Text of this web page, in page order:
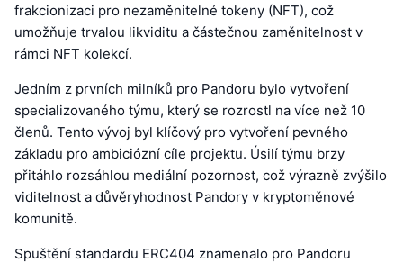
frakcionizaci pro nezaměnitelné tokeny (NFT), což
umožňuje trvalou likviditu a částečnou zaměnitelnost v
rámci NFT kolekcí.
Jedním z prvních milníků pro Pandoru bylo vytvoření
specializovaného týmu, který se rozrostl na více než 10
členů. Tento vývoj byl klíčový pro vytvoření pevného
základu pro ambiciózní cíle projektu. Úsilí týmu brzy
přitáhlo rozsáhlou mediální pozornost, což výrazně zvýšilo
viditelnost a důvěryhodnost Pandory v kryptoměnové
komunitě.
Spuštění standardu ERC404 znamenalo pro Pandoru